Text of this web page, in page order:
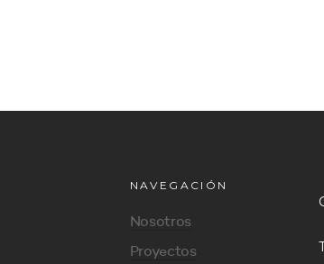
NAVEGACIÓN
Nosotros
Proyectos